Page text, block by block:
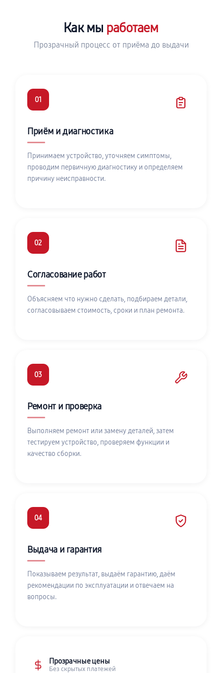
Как мы работаем
Прозрачный процесс от приёма до выдачи
01
Приём и диагностика
Принимаем устройство, уточняем симптомы,
проводим первичную диагностику и определяем
причину неисправности.
02
Согласование работ
Объясняем что нужно сделать, подбираем детали,
согласовываем стоимость, сроки и план ремонта.
03
Ремонт и проверка
Выполняем ремонт или замену деталей, затем
тестируем устройство, проверяем функции и
качество сборки.
04
Выдача и гарантия
Показываем результат, выдаём гарантию, даём
рекомендации по эксплуатации и отвечаем на
вопросы.
Прозрачные цены
Без скрытых платежей